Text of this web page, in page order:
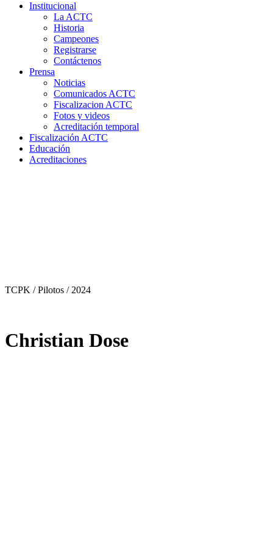
Institucional
La ACTC
Historia
Campeones
Registrarse
Contáctenos
Prensa
Noticias
Comunicados ACTC
Fiscalizacion ACTC
Fotos y videos
Acreditación temporal
Fiscalización ACTC
Educación
Acreditaciones
TCPK / Pilotos / 2024
Christian Dose